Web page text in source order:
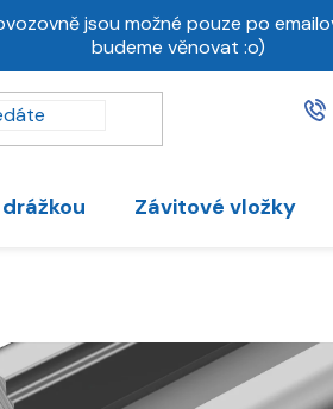
jsou možné pouze po
budeme věnovat :o)
Závitové vložky